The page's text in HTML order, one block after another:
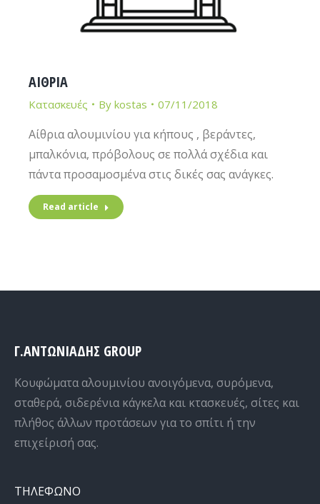
ΑΙΘΡΙΑ
Κατασκευές By kostas 07/11/2018
Αίθρια αλουμινίου για κήπους , βεράντες,
μπαλκόνια, πρόβολους σε πολλά σχέδια και
πάντα προσαμοσμένα στις δικές σας ανάγκες.
Read article
Γ.ΑΝΤΩΝΙΑΔΗΣ GROUP
Κουφώματα αλουμινίου ανοιγόμενα, συρόμενα,
σταθερά, σιδερένια κάγκελα και κτασκευές, σίτες και
πλήθος άλλων προτάσεων για το σπίτι ή την
επιχείρισή σας.
ΤΗΛΕΦΩΝΟ